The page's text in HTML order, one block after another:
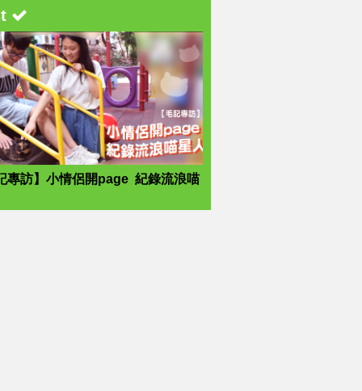
專訪】小情侶開page 紀錄流浪喵